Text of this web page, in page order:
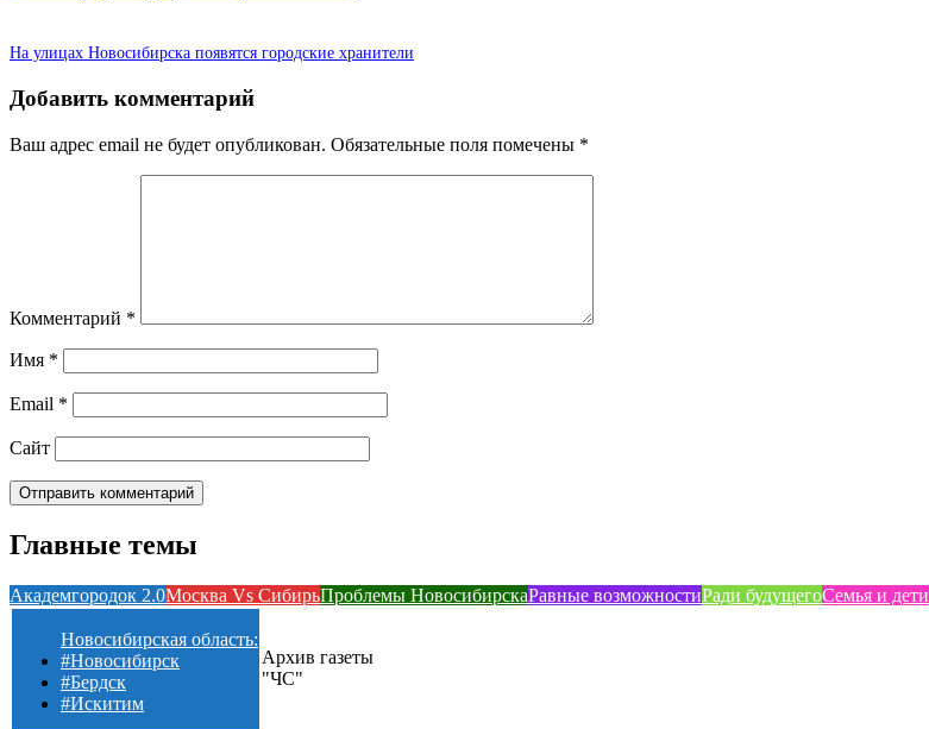
На улицах Новосибирска появятся городские хранители
Добавить комментарий
Ваш адрес email не будет опубликован. Обязательные поля помечены *
Комментарий *
Имя *
Email *
Сайт
Главные темы
Академгородок 2.0Москва Vs СибирьПроблемы НовосибирскаРавные возможностиРади будущегоСемья и дети
Новосибирская область:
#Новосибирск
#Бердск
#Искитим
Архив газеты
"ЧС"